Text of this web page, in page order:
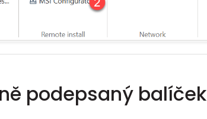
podepsaný balíček